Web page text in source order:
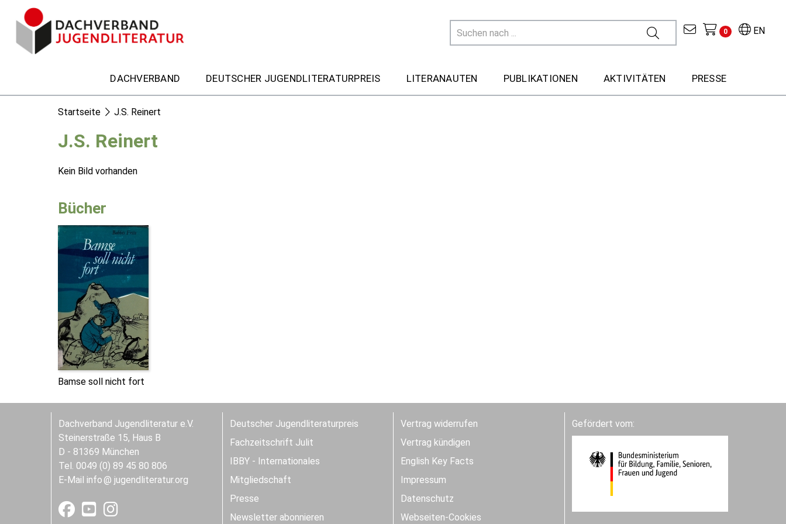
EN
0
DACHVERBAND DEUTSCHER JUGENDLITERATURPREIS LITERANAUTEN PUBLIKATIONEN AKTIVITÄTEN PRESSE
Startseite J.S. Reinert
J.S. Reinert
Kein Bild vorhanden
Bücher
Bamse soll nicht fort
Dachverband Jugendliteratur e.V.
Steinerstraße 15, Haus B
D - 81369 München
Tel. 0049 (0) 89 45 80 806
E-Mail info jugendliteratur.org
Deutscher Jugendliteraturpreis
Fachzeitschrift Julit
IBBY - Internationales
Mitgliedschaft
Presse
Newsletter abonnieren
Vertrag widerrufen
Vertrag kündigen
English Key Facts
Impressum
Datenschutz
Webseiten-Cookies
Gefördert vom: